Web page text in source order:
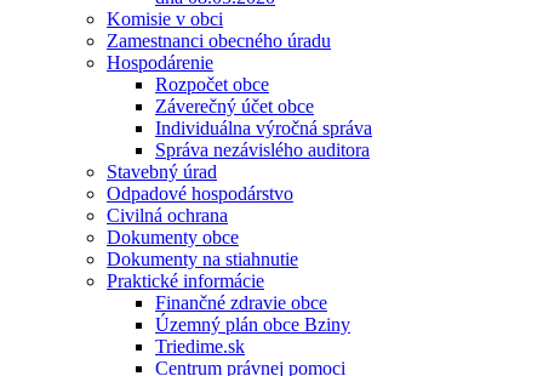
Komisie v obci
Zamestnanci obecného úradu
Hospodárenie
Rozpočet obce
Záverečný účet obce
Individuálna výročná správa
Správa nezávislého auditora
Stavebný úrad
Odpadové hospodárstvo
Civilná ochrana
Dokumenty obce
Dokumenty na stiahnutie
Praktické informácie
Finančné zdravie obce
Územný plán obce Bziny
Triedime.sk
Centrum právnej pomoci